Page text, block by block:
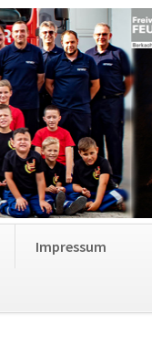
Impressum